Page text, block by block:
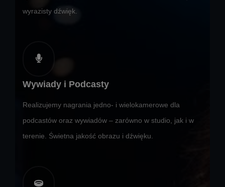
wyrazisty dźwięk.
Wywiady i Podcasty
Realizujemy nagrania jedno- i wielokamerowe dla
podcastów oraz wywiadów – zarówno w studio, jak i w
terenie. Świetna jakość obrazu i dźwięku.